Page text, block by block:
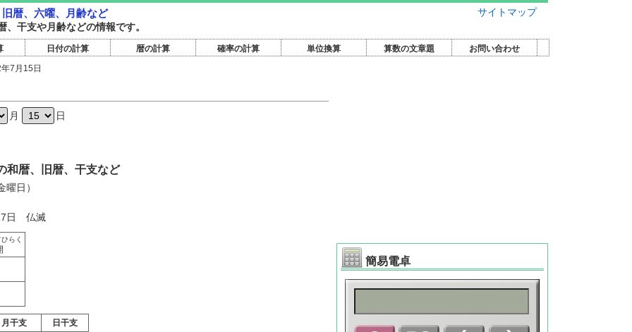
サイトマップ
暦、六曜、月齢など
干支や月齢などの情報です。
日付の計算 暦の計算 確率の計算 単位換算 算数の文章題 お問い合わせ
7月15日
月 日
和暦、旧暦、干支など
日）
日 仏滅
らく
月干支 日干支
簡易電卓